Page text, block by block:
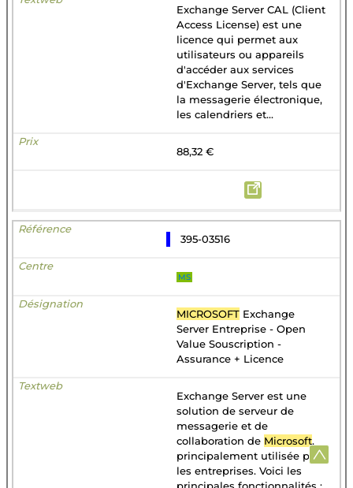
Exchange Server CAL (Client
Access License) est une
licence qui permet aux
utilisateurs ou appareils
d'accéder aux services
d'Exchange Server, tels que
la messagerie électronique,
les calendriers et...
88,32 €
395-03516
MS
MICROSOFT Exchange
Server Entreprise - Open
Value Souscription -
Assurance + Licence
Exchange Server est une
solution de serveur de
messagerie et de
collaboration de Microsoft,
principalement utilisée par
les entreprises. Voici les